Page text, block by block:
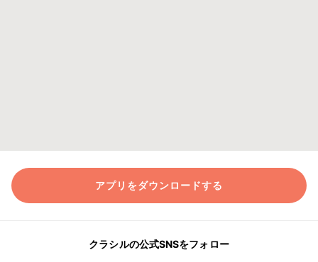
アプリをダウンロードする
クラシルの公式SNSをフォロー